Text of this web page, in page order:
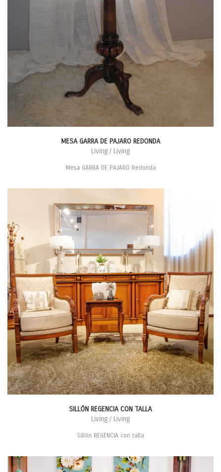
MESA GARRA DE PAJARO REDONDA
Living / Living
Mesa GARRA DE PAJARO Redonda
SILLÓN REGENCIA CON TALLA
Living / Living
Sillón REGENCIA con talla